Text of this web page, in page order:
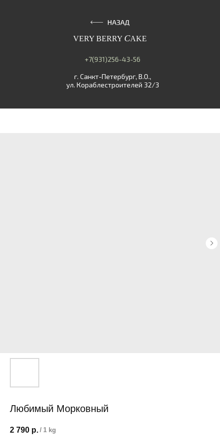
VERY BERRY CAKE
+7(931)256-43-56
г. Санкт-Петербург, В.О.,
ул. Кораблестроителей 32/3
Любимый Морковный
2 790 р. / 1 kg